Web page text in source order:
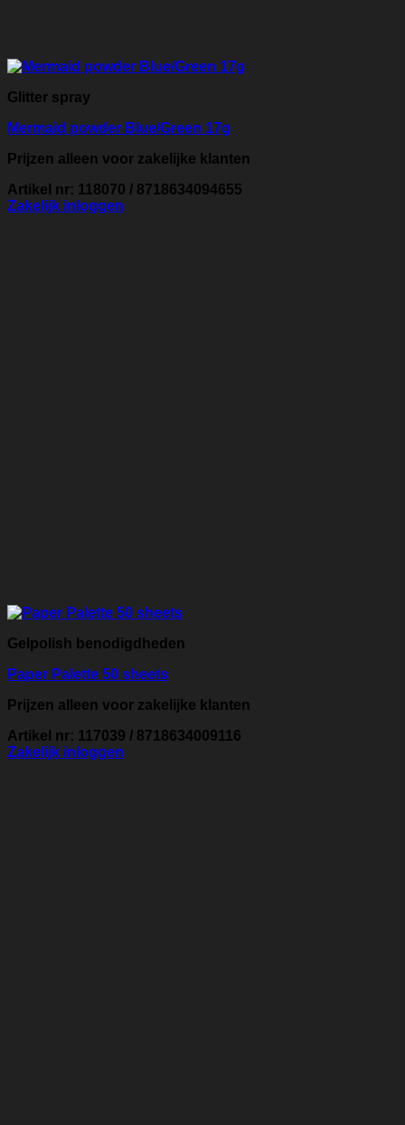
Glitter spray
Mermaid powder Blue/Green 17g
Prijzen alleen voor zakelijke klanten
Artikel nr: 118070 / 8718634094655
Zakelijk inloggen
Gelpolish benodigdheden
Paper Palette 50 sheets
Prijzen alleen voor zakelijke klanten
Artikel nr: 117039 / 8718634009116
Zakelijk inloggen